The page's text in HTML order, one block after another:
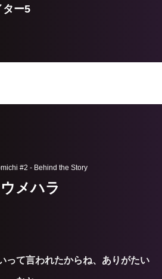
ター5
#2 - Behind the Story
ウメハラ
って言われたからね、ありがたい